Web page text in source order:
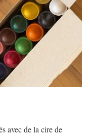
avec de la cire de